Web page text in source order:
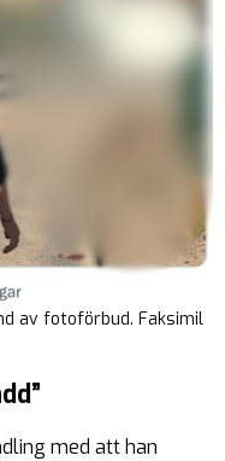
av fotoförbud. Faksimil
med att han